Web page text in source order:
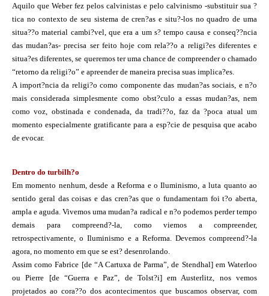
Aquilo que Weber fez pelos calvinistas e pelo calvinismo -substituir sua ?
tica no contexto de seu sistema de cren?as e situ?-los no quadro de uma
situa??o material cambi?vel, que era a um s? tempo causa e conseq??ncia
das mudan?as- precisa ser feito hoje com rela??o a religi?es diferentes e
situa?es diferentes, se queremos ter uma chance de compreender o chamado
“retorno da religi?o” e apreender de maneira precisa suas implica?es.
A import?ncia da religi?o como componente das mudan?as sociais, e n?o
mais considerada simplesmente como obst?culo a essas mudan?as, nem
como voz, obstinada e condenada, da tradi??o, faz da ?poca atual um
momento especialmente gratificante para a esp?cie de pesquisa que acabo
de evocar.
Dentro do turbilh?o
Em momento nenhum, desde a Reforma e o Iluminismo, a luta quanto ao
sentido geral das coisas e das cren?as que o fundamentam foi t?o aberta,
ampla e aguda. Vivemos uma mudan?a radical e n?o podemos perder tempo
demais para compreend?-la, como viemos a compreender,
retrospectivamente, o Iluminismo e a Reforma. Devemos compreend?-la
agora, no momento em que se est? desenrolando.
Assim como Fabrice [de “A Cartuxa de Parma”, de Stendhal] em Waterloo
ou Pierre [de “Guerra e Paz”, de Tolst?i] em Austerlitz, nos vemos
projetados ao cora??o dos acontecimentos que buscamos observar, com